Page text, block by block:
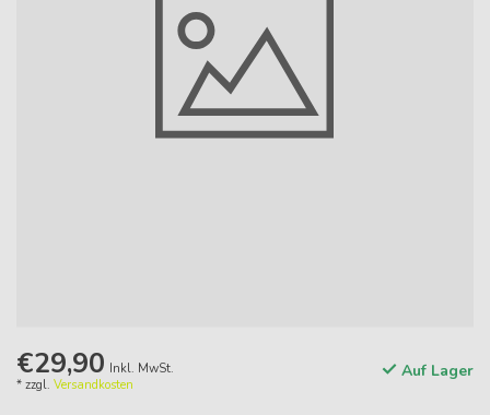
€29,90 Inkl. MwSt.
* zzgl. Versandkosten
Auf Lager